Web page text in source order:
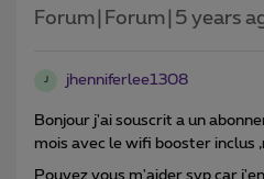
Forum|Forum|5 years
J jhenniferlee1308
Bonjour j'ai souscrit a un
mois avec le wifi booster inclus
Pouvez vous m'aider svp car